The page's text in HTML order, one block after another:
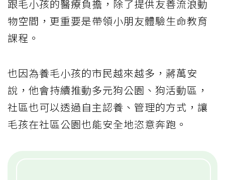
跟毛小孩的醫療負擔，除了提供友善流浪動
物空間，更重要是帶領小朋友體驗生命教育
課程。
也因為養毛小孩的市民越來越多，蔣萬安
說，他會持續推動多元狗公園、狗活動區，
社區也可以透過自主認養、管理的方式，讓
毛孩在社區公園也能安全地恣意奔跑。